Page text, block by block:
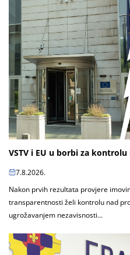
VSTV i EU u borbi za
7.8.2026.
Nakon prvih rezultata provjere
transparentnosti želi kontrolu nad
ugrožavanjem nezavisnosti...